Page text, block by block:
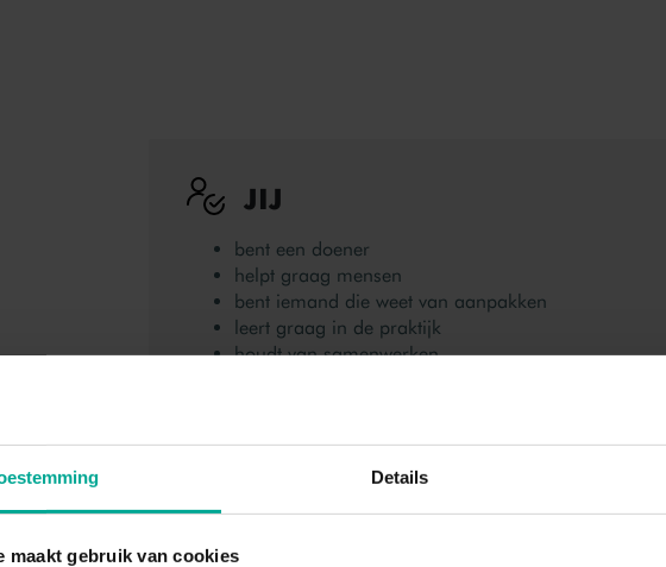
Details
maakt gebruik van cookies
JIJ
bent een doener
helpt graag mensen
bent iemand die weet van aanpakken
leert graag in de praktijk
houdt van samenwerken
JOUW WERK ALS ASSISTENT